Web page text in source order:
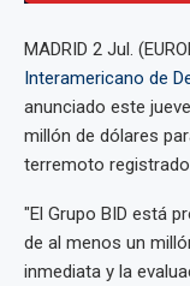
MADRID 2 Jul.
Interamericano de
anunciado este
millón de dólares
terremoto
"El Grupo BID está
de al menos un
inmediata y la